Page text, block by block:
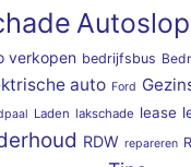
verkopen bedrijfsbus
auto Ford
Laden lakschade lease
RDW repareren